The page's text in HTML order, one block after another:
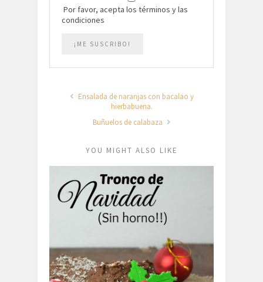
Por favor, acepta los términos y las
condiciones
Ensalada de naranjas con bacalao y
hierbabuena.
Buñuelos de calabaza
YOU MIGHT ALSO LIKE